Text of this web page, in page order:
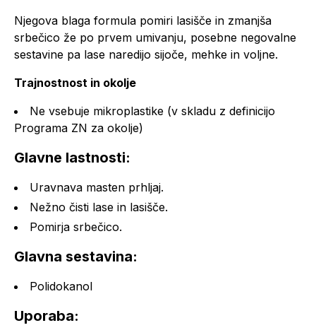
Njegova blaga formula pomiri lasišče in zmanjša
srbečico že po prvem umivanju, posebne negovalne
sestavine pa lase naredijo sijoče, mehke in voljne.
Trajnostnost in okolje
Ne vsebuje mikroplastike (v skladu z definicijo
Programa ZN za okolje)
Glavne lastnosti:
Uravnava masten prhljaj.
Nežno čisti lase in lasišče.
Pomirja srbečico.
Glavna sestavina:
Polidokanol
Uporaba: